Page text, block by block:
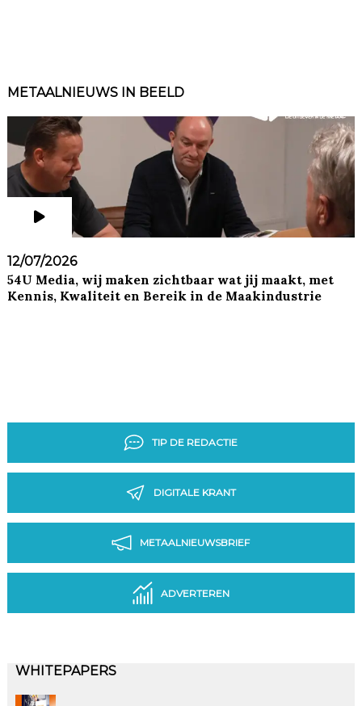
METAALNIEUWS IN BEELD
12/07/2026
54U Media, wij maken zichtbaar wat jij maakt, met
Kennis, Kwaliteit en Bereik in de Maakindustrie
TIP DE REDACTIE
DIGITALE KRANT
METAALNIEUWSBRIEF
ADVERTEREN
WHITEPAPERS